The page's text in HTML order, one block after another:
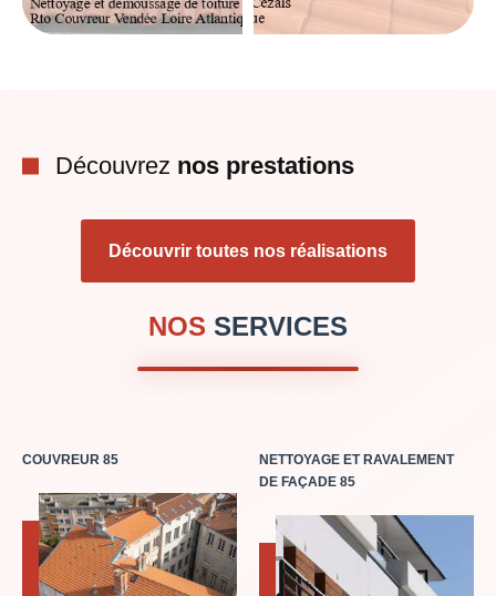
Découvrez nos prestations
Découvrir toutes nos réalisations
NOS SERVICES
COUVREUR 85
NETTOYAGE ET RAVALEMENT
DE FAÇADE 85